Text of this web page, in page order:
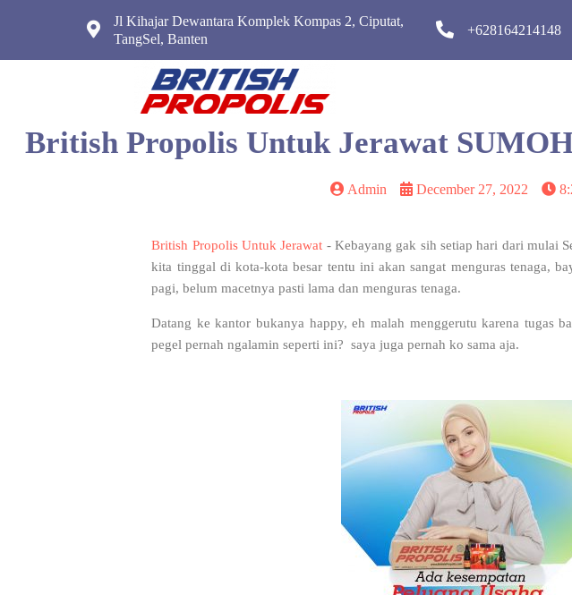
Jl Kihajar Dewantara Komplek Kompas 2, Ciputat,
TangSel, Banten
+628164214148
British Propolis Untuk Jerawat
Admin December 27, 2022
British Propolis Untuk Jerawat - Kebayang gak sih setiap hari dari mulai
kita tinggal di kota-kota besar tentu ini akan sangat menguras tenaga,
pagi, belum macetnya pasti lama dan menguras tenaga.
Datang ke kantor bukanya happy, eh malah menggerutu karena tugas
pegel pernah ngalamin seperti ini? saya juga pernah ko sama aja.